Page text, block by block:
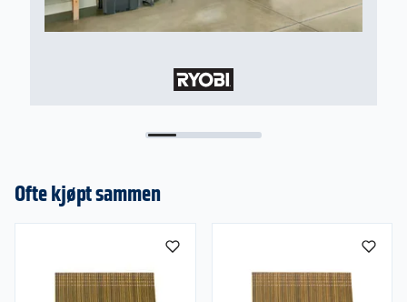
Batterisystem
Ryobis 18V ONE+ system har over 200
drevet av ett batteri. Batteriet bruker IntelliCell™
teknologi for lengre driftstid og har robust
kjøpes separat.
Ofte kjøpt sammen